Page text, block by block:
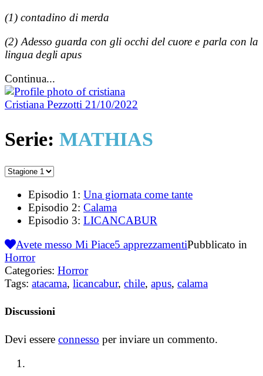
(1) contadino di merda
(2) Adesso guarda con gli occhi del cuore e parla con la
lingua degli apus
Continua...
Cristiana Pezzotti 21/10/2022
Serie: MATHIAS
Episodio 1: Una giornata come tante
Episodio 2: Calama
Episodio 3: LICANCABUR
Avete messo Mi Piace5 apprezzamentiPubblicato in
Horror
Categories: Horror
Tags: atacama, licancabur, chile, apus, calama
Discussioni
Devi essere connesso per inviare un commento.